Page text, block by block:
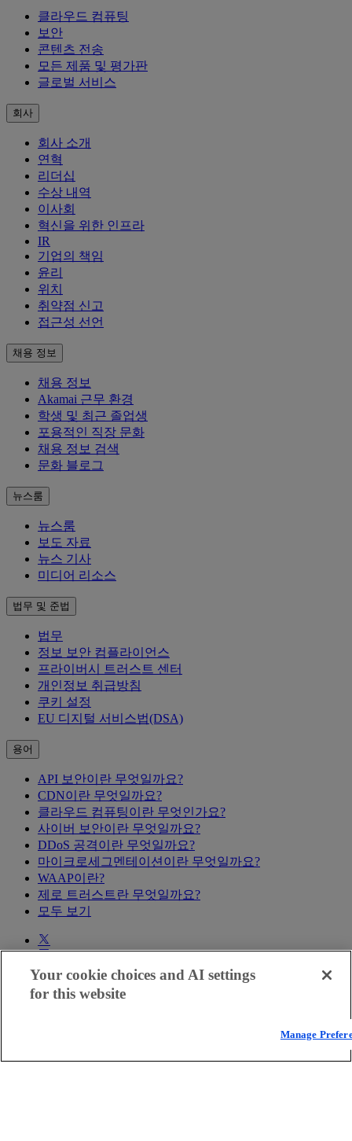
클라우드 컴퓨팅
보안
콘텐츠 전송
모든 제품 및 평가판
글로벌 서비스
회사
회사 소개
연혁
리더십
수상 내역
이사회
혁신을 위한 인프라
IR
기업의 책임
윤리
위치
취약점 신고
접근성 선언
채용 정보
채용 정보
Akamai 근무 환경
학생 및 최근 졸업생
포용적인 직장 문화
채용 정보 검색
문화 블로그
뉴스룸
뉴스룸
보도 자료
뉴스 기사
미디어 리소스
법무 및 준법
법무
정보 보안 컴플라이언스
프라이버시 트러스트 센터
개인정보 취급방침
쿠키 설정
EU 디지털 서비스법(DSA)
용어
API 보안이란 무엇일까요?
CDN이란 무엇일까요?
클라우드 컴퓨팅이란 무엇인가요?
사이버 보안이란 무엇일까요?
DDoS 공격이란 무엇일까요?
마이크로세그멘테이션이란 무엇일까요?
WAAP이란?
제로 트러스트란 무엇일까요?
모두 보기
Your cookie choices and AI settings
for this website
Manage